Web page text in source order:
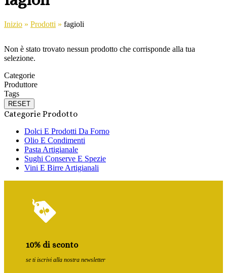
Inizio » Prodotti » fagioli
Non è stato trovato nessun prodotto che corrisponde alla tua
selezione.
Categorie
Produttore
Tags
RESET
Categorie Prodotto
Dolci E Prodotti Da Forno
Olio E Condimenti
Pasta Artigianale
Sughi Conserve E Spezie
Vini E Birre Artigianali
10% di sconto
se ti iscrivi alla nostra newsletter